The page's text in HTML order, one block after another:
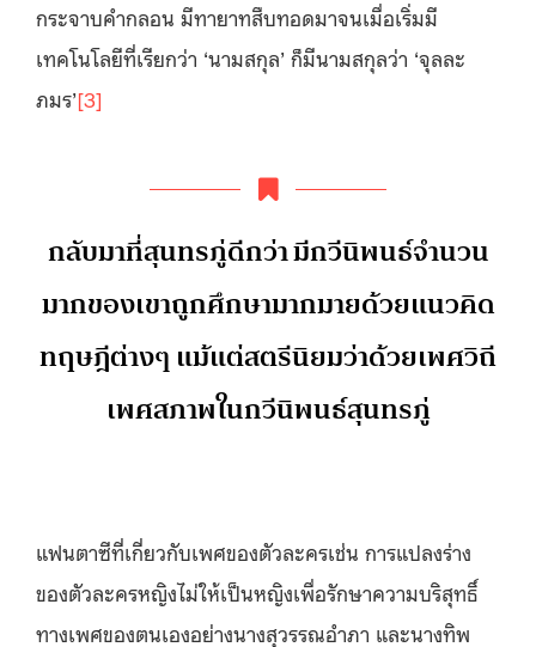
กระจาบคำกลอน มีทายาทสืบทอดมาจนเมื่อเริ่มมี
เทคโนโลยีที่เรียกว่า ‘นามสกุล’ ก็มีนามสกุลว่า ‘จุลละ
ภมร’[3]
กลับมาที่สุนทรภู่ดีกว่า มีกวีนิพนธ์จำนวน
มากของเขาถูกศึกษามากมายด้วยแนวคิด
ทฤษฎีต่างๆ แม้แต่สตรีนิยมว่าด้วยเพศวิถี
เพศสภาพในกวีนิพนธ์สุนทรภู่
แฟนตาซีที่เกี่ยวกับเพศของตัวละครเช่น การแปลงร่าง
ของตัวละครหญิงไม่ให้เป็นหญิงเพื่อรักษาความบริสุทธิ์
ทางเพศของตนเองอย่างนางสุวรรณอำภา และนางทิพ